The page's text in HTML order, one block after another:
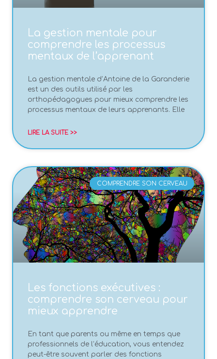
La gestion mentale pour
comprendre les processus
mentaux de l’apprenant
La gestion mentale d’Antoine de la Garanderie
est un des outils utilisé par les
orthopédagogues pour mieux comprendre les
processus mentaux de leurs apprenants. Elle
LIRE LA SUITE >>
COMPRENDRE SON CERVEAU
Les fonctions exécutives :
comprendre son cerveau pour
mieux apprendre
En tant que parents ou même en temps que
professionnels de l’éducation, vous entendez
peut-être souvent parler des fonctions